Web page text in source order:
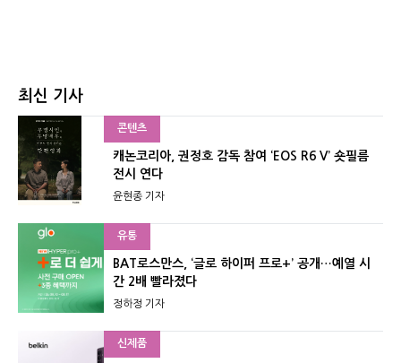
최신 기사
콘텐츠
캐논코리아, 권정호 감독 참여 ‘EOS R6 V’ 숏필름
전시 연다
윤현종 기자
유통
BAT로스만스, ‘글로 하이퍼 프로+’ 공개…예열 시
간 2배 빨라졌다
정하정 기자
신제품